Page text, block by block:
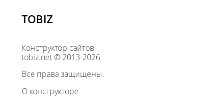
TOBIZ
Конструктор сайтов
tobiz.net © 2013-2026
Все права защищены.
О конструкторе